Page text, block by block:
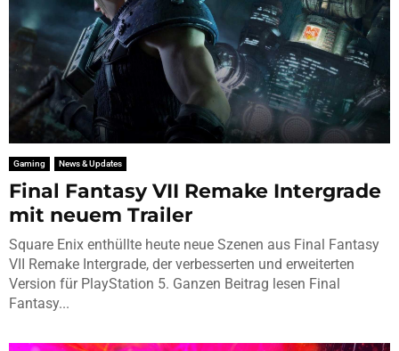
Gaming News & Updates
Final Fantasy VII Remake Intergrade
mit neuem Trailer
Square Enix enthüllte heute neue Szenen aus Final Fantasy
VII Remake Intergrade, der verbesserten und erweiterten
Version für PlayStation 5. Ganzen Beitrag lesen Final
Fantasy...